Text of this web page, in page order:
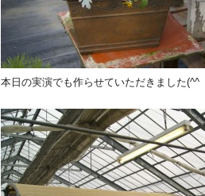
本日の実演でも作らせていただきました(^^ゞ